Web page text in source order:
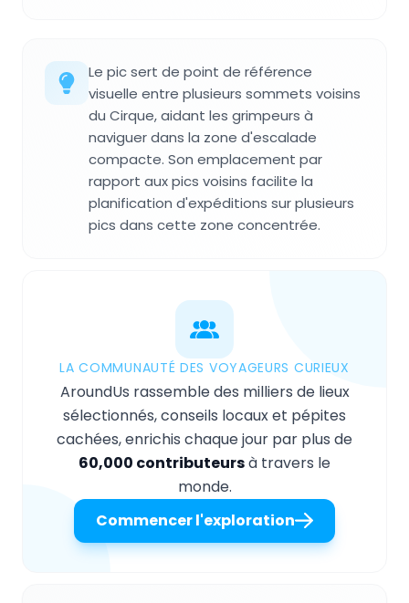
Le pic sert de point de référence
visuelle entre plusieurs sommets voisins
du Cirque, aidant les grimpeurs à
naviguer dans la zone d'escalade
compacte. Son emplacement par
rapport aux pics voisins facilite la
planification d'expéditions sur plusieurs
pics dans cette zone concentrée.
LA COMMUNAUTÉ DES VOYAGEURS CURIEUX
AroundUs rassemble des milliers de lieux
sélectionnés, conseils locaux et pépites
cachées, enrichis chaque jour par plus de
60,000 contributeursà travers le
monde.
Commencer l'exploration